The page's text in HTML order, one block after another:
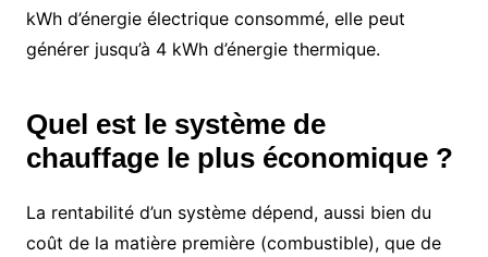
kWh d’énergie électrique consommé, elle peut
générer jusqu’à 4 kWh d’énergie thermique.
Quel est le système de
chauffage le plus économique ?
La rentabilité d’un système dépend, aussi bien du
coût de la matière première (combustible), que de